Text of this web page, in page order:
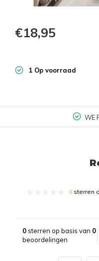
€18,95
1 Op voorraad
WE
0 sterren
0sterren op basis van 0
beoordelingen